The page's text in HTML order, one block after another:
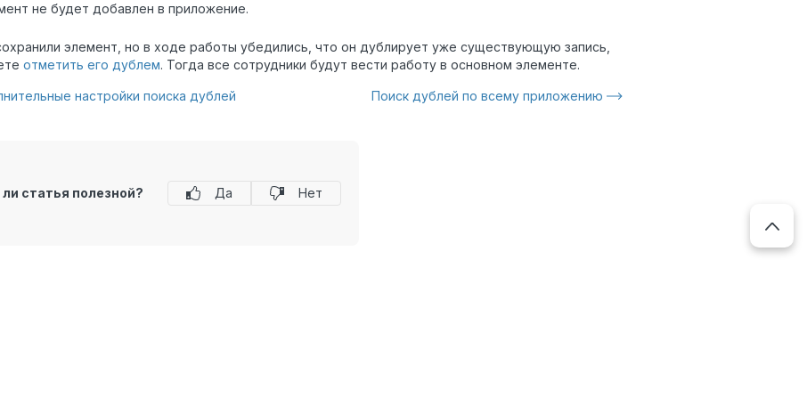
не будет добавлен в приложение.
элемент, но в ходе работы убедились, что он дублирует уже существующую запись,
отметить его дублем. Тогда все сотрудники будут вести работу в основном элементе.
настройки поиска дублей Поиск дублей по всему приложению
статья полезной? Да Нет